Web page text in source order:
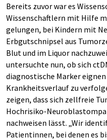
Bereits zuvor war es
Wissenschaftlern mit Hilfe
gelungen, bei Kindern mit
Erbgutschnipsel aus
Blut und im Liquor
untersuchte nun, ob sich
diagnostische Marker
Krankheitsverlauf zu
zeigen, dass sich zellfreie
Hochrisiko-
nachweisen lässt. „Wir
Patientinnen, bei denen es